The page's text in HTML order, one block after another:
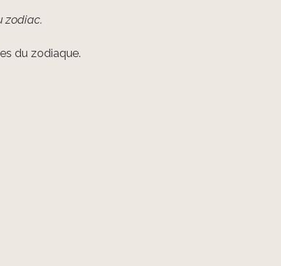
zodiac.
du zodiaque.